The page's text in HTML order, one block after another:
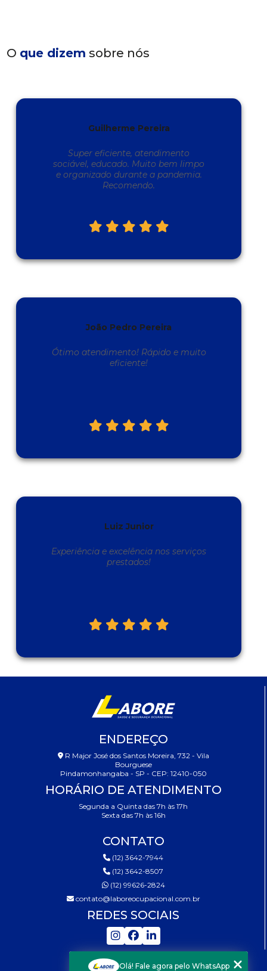
O que dizem sobre nós
Guilherme Pereira
Super eficiente, atendimento
sociável, educado. Muito bem limpo
e organizado durante a pandemia.
Recomendo.
João Pedro Pereira
Ótimo atendimento! Rápido e muito
eficiente!
Luiz Junior
Experiência e excelência nos serviços
prestados!
ENDEREÇO
R Major José dos Santos Moreira, 732 - Vila
Bourguese
Pindamonhangaba - SP - CEP: 12410-050
HORÁRIO DE ATENDIMENTO
Segunda a Quinta das 7h às 17h
Sexta das 7h às 16h
CONTATO
(12) 3642-7944
(12) 3642-8507
(12) 99626-2824
contato@laboreocupacional.com.br
REDES SOCIAIS
MENU
Olá! Fale agora pelo WhatsApp